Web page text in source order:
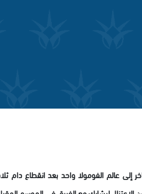
عالم الفومولا واحد بعد انقطاع دام